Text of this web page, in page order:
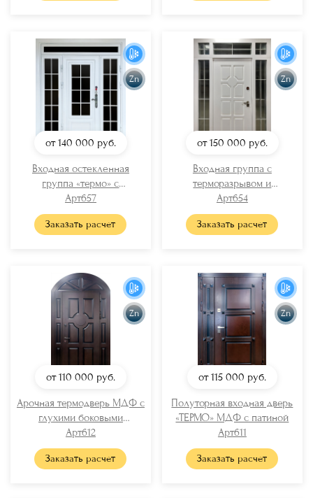
Zn
от 140 000 руб.
Входная остекленная
группа «термо» с
металлофиленкой и белым
полимерным покрытием
Арт657
Заказать расчет
Zn
от 150 000 руб.
Входная группа с
терморазрывом и
остеклением (отделка –
белые панели МДФ RAL)
Арт654
Заказать расчет
Zn
от 110 000 руб.
Арочная термодверь МДФ с
глухими боковыми
вставками
Арт612
Заказать расчет
Zn
от 115 000 руб.
Полуторная входная дверь
«ТЕРМО» МДФ с патиной
Арт611
Заказать расчет